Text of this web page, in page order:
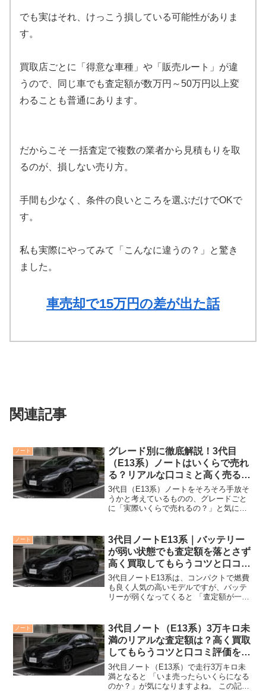
でも実はそれ、けっこう損している可能性がありま
す。
買取店ごとに「得意な車種」や「販売ルート」が違
うので、同じ車でも査定額が数万円～50万円以上変
わることも普通にあります。
だからこそ 一括査定で複数の業者から見積もりを取
るのが、損しない売り方。
手間も少なく、条件の良いところを選ぶだけでOKで
す。
私も実際にやってみて「こんなに違うの？」と驚き
ました。
車売却で15万円の差が出た話
関連記事
ノート
グレード別に徹底解説！3代目
（E13系）ノートはいくらで売れ
る？リアルな口コミと高く売るコ
ツ
3代目（E13系）ノートをそろそろ手放そ
うかと考えているものの、グレードごと
に「実際いくらで売れるの？」と気にな
離によって査定額は大きく変わります。
この記事ではオ...
ノート
3代目ノートE13系｜バッテリー
が弱い状態でも査定額を落とさず
高く買取してもらうコツと口コミ
評価
3代目ノートE13系は、コンパクトで燃費
も良く人気の高いモデルですが、バッテ
リーが弱くなってくると 「査定額が一気
万全でなくても、工夫次第で買取額をほ
とんど落とさずに...
ノート
3代目ノート（E13系）3万キロ未
満のリアルな査定額は？高く買取
してもらうコツと口コミ評価を徹
底解説
3代目ノート（E13系）で走行3万キロ未
満となると 「いま売ったらいくらになる
のか？」が気になりますよね。 この記事